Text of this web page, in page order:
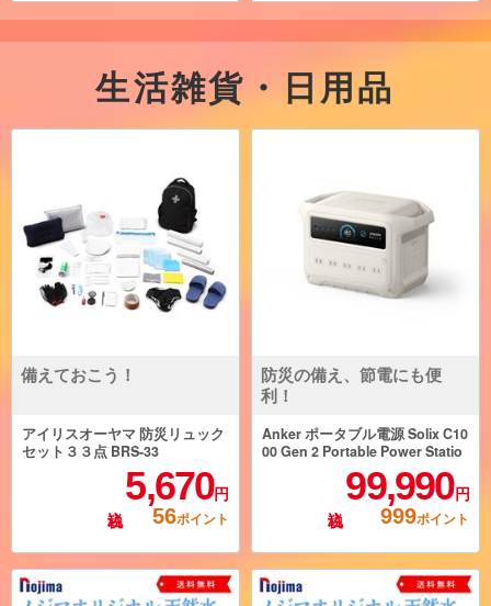
生活雑貨・日用品
備えておこう！
アイリスオーヤマ 防災リュック
セット３３点 BRS-33
5,670円
56ポイント
防災の備え、節電にも便
利！
Anker ポータブル電源 Solix C10
00 Gen 2 Portable Power Statio
n【容量 1024Wh/AC出力 1500
W/AC×5/USB-C×3/USB-A×1/シガ
ーソケット×1】 A1763521
99,990 円
999ポイント